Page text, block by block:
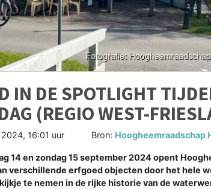
IN DE SPOTLIGHT
(REGIO WEST-
16:01 uur Bron: Hoogheemraadschap
14 en zondag 15 september 2024 opent
verschillende erfgoed objecten door het hele
te nemen in de rijke historie van de